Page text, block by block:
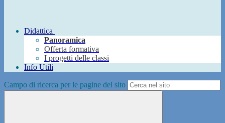
Didattica
Panoramica
Offerta formativa
I progetti delle classi
Info Utili
Campo di ricerca per le pagine del sito